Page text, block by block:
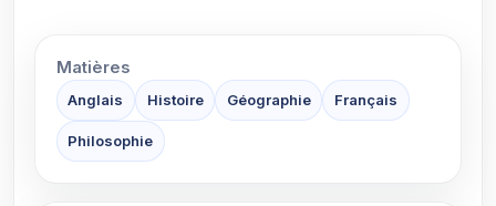
Matières
Anglais Histoire Géographie Français
Philosophie